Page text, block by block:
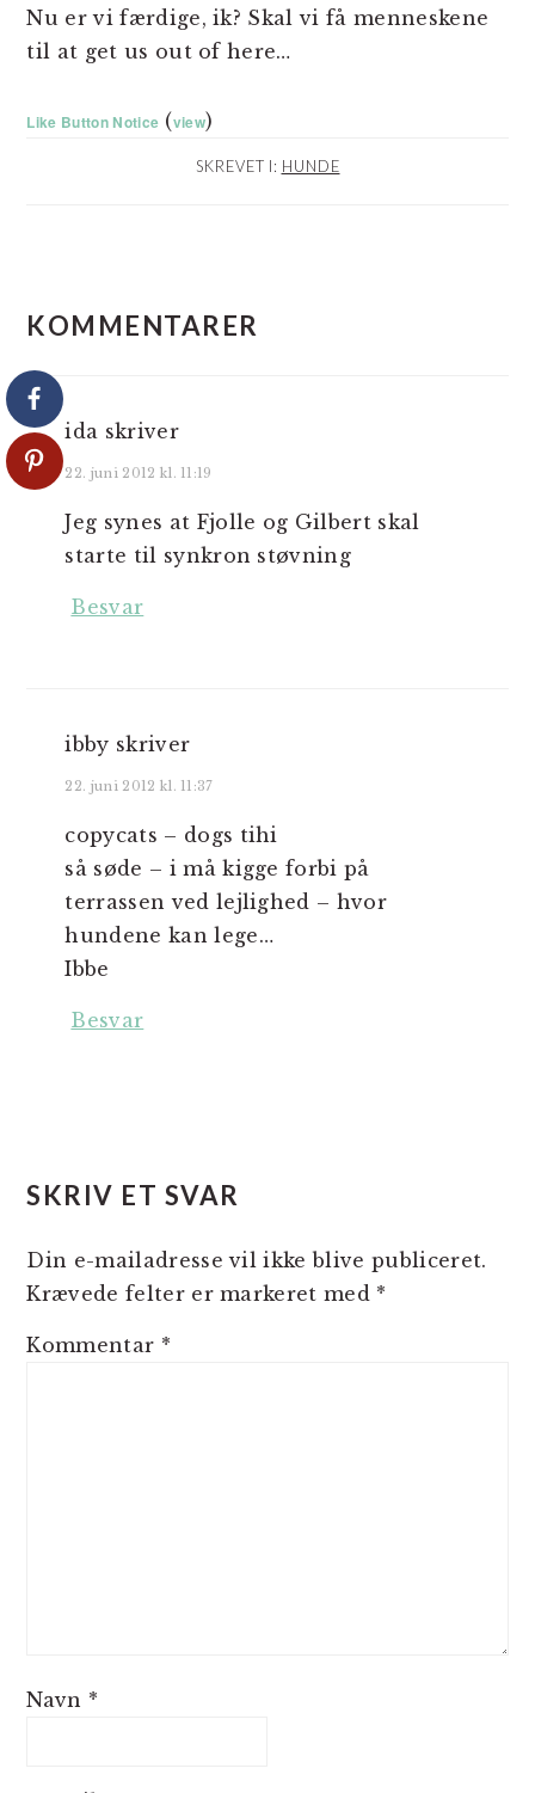
Nu er vi færdige, ik? Skal vi få menneskene
til at get us out of here…
Like Button Notice (view)
SKREVET I: HUNDE
KOMMENTARER
ida skriver
22. juni 2012 kl. 11:19
Jeg synes at Fjolle og Gilbert skal
starte til synkron støvning
Besvar
ibby skriver
22. juni 2012 kl. 11:37
copycats – dogs tihi
så søde – i må kigge forbi på
terrassen ved lejlighed – hvor
hundene kan lege…
Ibbe
Besvar
SKRIV ET SVAR
Din e-mailadresse vil ikke blive publiceret.
Krævede felter er markeret med *
Kommentar *
Navn *